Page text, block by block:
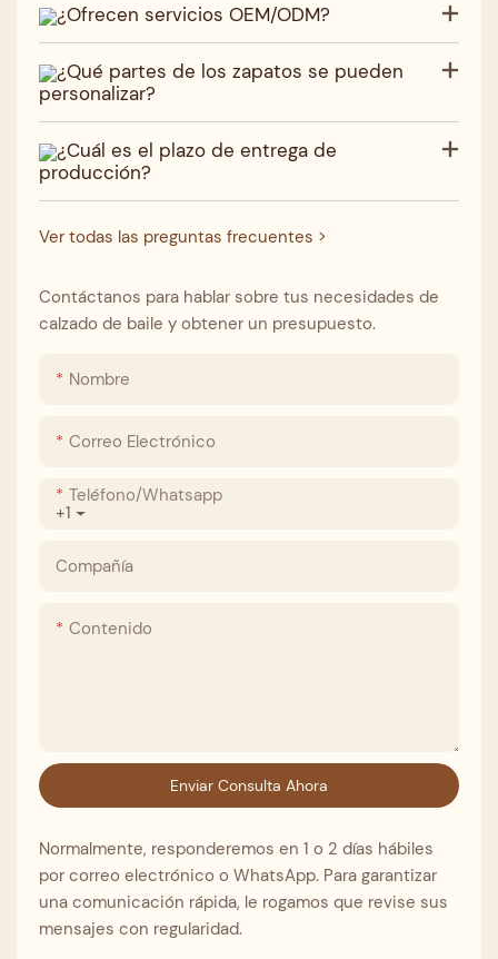
¿Ofrecen servicios OEM/ODM?
¿Qué partes de los zapatos se pueden
personalizar?
¿Cuál es el plazo de entrega de
producción?
Ver todas las preguntas frecuentes >
Contáctanos para hablar sobre tus necesidades de
calzado de baile y obtener un presupuesto.
Nombre
Correo Electrónico
+1
Teléfono/whatsapp
Compañía
Contenido
Enviar Consulta Ahora
Normalmente, responderemos en 1 o 2 días hábiles
por correo electrónico o WhatsApp. Para garantizar
una comunicación rápida, le rogamos que revise sus
mensajes con regularidad.